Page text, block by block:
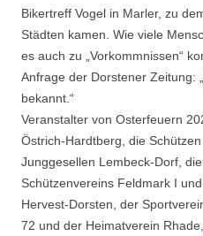
Bikertreff Vogel in Marler, zu
Städten kamen. Wie viele
es auch zu „Vorkommnissen“
Anfrage der Dorstener Zeitung:
bekannt.“
Veranstalter von Osterfeuern
Östrich-Hardtberg, die
Junggesellen Lembeck-Dorf,
Schützenvereins Feldmark I
Hervest-Dorsten, der
72 und der Heimatverein Rhade,